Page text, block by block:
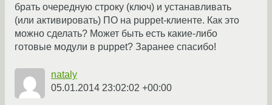
брать очередную строку (ключ) и устанавливать
(или активировать) ПО на puppet-клиенте. Как это
можно сделать? Может быть есть какие-либо
готовые модули в puppet? Заранее спасибо!
nataly
05.01.2014 23:02:02 +00:00